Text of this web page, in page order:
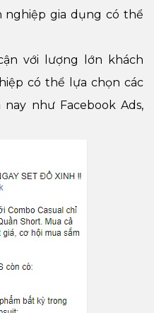
nghiệp gia dụng có thể
với lượng lớn khách
có thể lựa chọn các
như Facebook Ads,